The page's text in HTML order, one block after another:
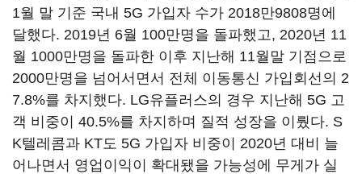
1월 말 기준 국내 5G 가입자 수가 2018만9808명에
달했다. 2019년 6월 100만명을 돌파했고, 2020년 11
월 1000만명을 돌파한 이후 지난해 11월말 기점으로
2000만명을 넘어서면서 전체 이동통신 가입회선의 2
7.8%를 차지했다. LG유플러스의 경우 지난해 5G 고
객 비중이 40.5%를 차지하며 질적 성장을 이뤘다. S
K텔레콤과 KT도 5G 가입자 비중이 2020년 대비 늘
어나면서 영업이익이 확대됐을 가능성에 무게가 실